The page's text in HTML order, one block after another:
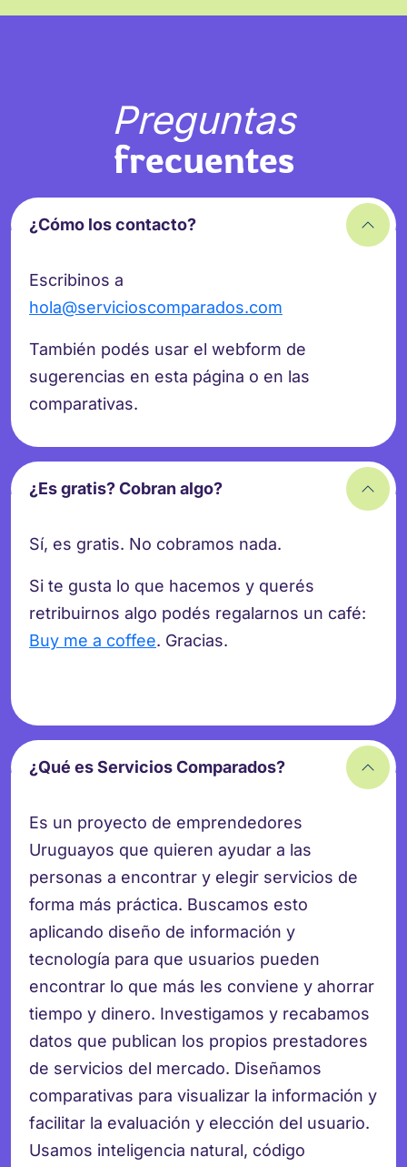
Preguntas
frecuentes
¿Cómo los contacto?
Escribinos a
hola@servicioscomparados.com
También podés usar el webform de
sugerencias en esta página o en las
comparativas.
¿Es gratis? Cobran algo?
Sí, es gratis. No cobramos nada.
Si te gusta lo que hacemos y querés
retribuirnos algo podés regalarnos un café:
Buy me a coffee. Gracias.
¿Qué es Servicios Comparados?
Es un proyecto de emprendedores
Uruguayos que quieren ayudar a las
personas a encontrar y elegir servicios de
forma más práctica. Buscamos esto
aplicando diseño de información y
tecnología para que usuarios pueden
encontrar lo que más les conviene y ahorrar
tiempo y dinero. Investigamos y recabamos
datos que publican los propios prestadores
de servicios del mercado. Diseñamos
comparativas para visualizar la información y
facilitar la evaluación y elección del usuario.
Usamos inteligencia natural, código